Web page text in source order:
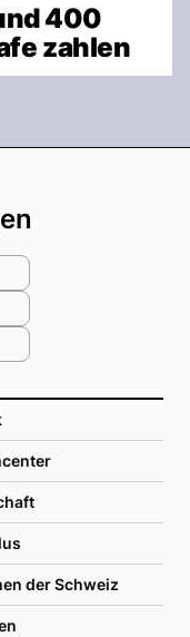
400
zahlen
der Schweiz